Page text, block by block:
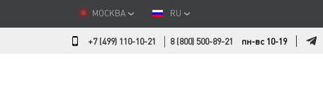
МОСКВА RU
+7 (499) 110-10-21 8 (800) 500-89-21 пн-вс 10-19